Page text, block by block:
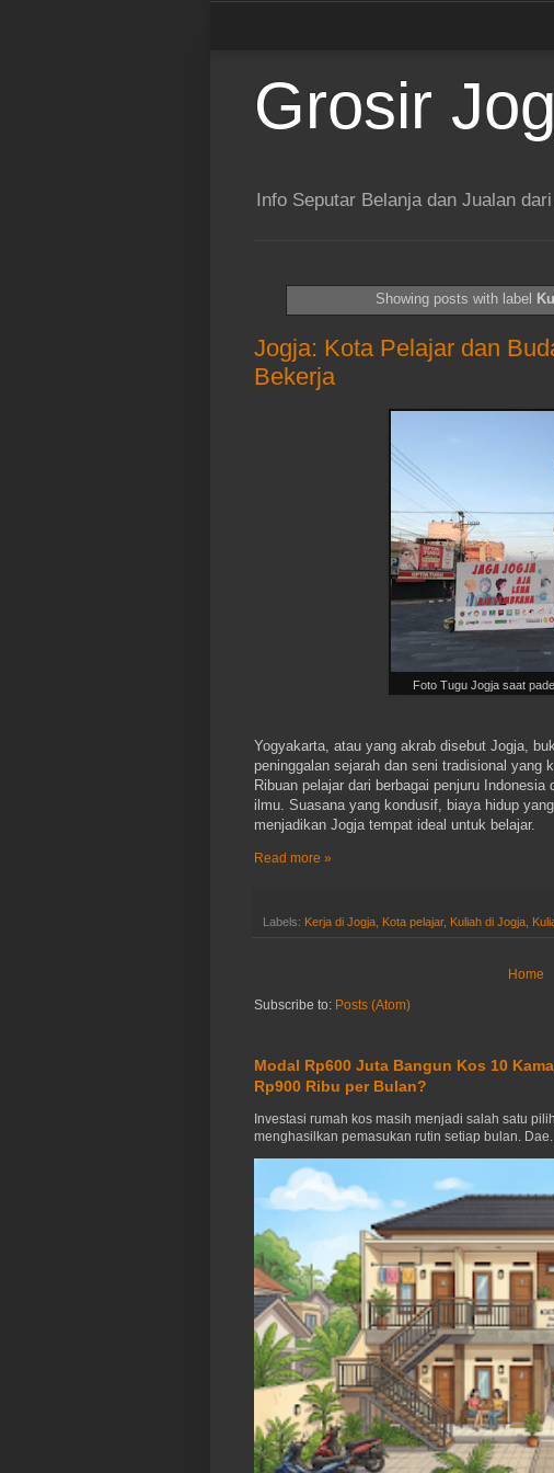
Grosir
Info Seputar Belanja dan Jualan
Showing posts with label
Jogja: Kota Pelajar dan
Bekerja
Foto Tugu Jogja saat
Yogyakarta, atau yang akrab disebut Jogja,
peninggalan sejarah dan seni tradisional yang
Ribuan pelajar dari berbagai penjuru
ilmu. Suasana yang kondusif, biaya hidup
menjadikan Jogja tempat ideal untuk belajar.
Read more »
Labels: Kerja di Jogja Kota pelajar, Kuliah di Jogja
Home
Subscribe to: Posts (Atom)
Modal Rp600 Juta Bangun Kos 10
Rp900 Ribu per Bulan?
Investasi rumah kos masih menjadi salah satu
menghasilkan pemasukan rutin setiap bulan.